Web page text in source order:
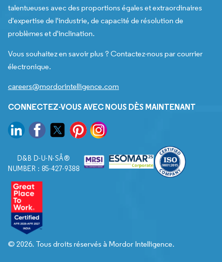
talentueuses avec des proportions égales et extraordinaires
d'expertise de l'industrie, de capacité de résolution de
problèmes et d'inclination.
Vous souhaitez en savoir plus ? Contactez-nous par courrier
électronique.
careers@mordorintelligence.com
CONNECTEZ-VOUS AVEC NOUS DÈS MAINTENANT
D&B D-U-N-SÂ®
NUMBER : 85-427-9388
© 2026. Tous droits réservés à Mordor Intelligence.